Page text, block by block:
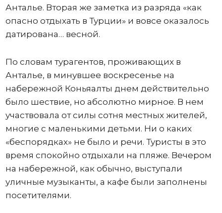
Анталье. Вторая же заметка из разряда «как
опасно отдыхать в Турции» и вовсе оказалось
датирована… весной.
По словам турагентов, проживающих в
Анталье, в минувшее воскресенье на
набережной Коньяалты днем действительно
было шествие, но абсолютно мирное. В нем
участвовала от силы сотня местных жителей,
многие с маленькими детьми. Ни о каких
«беспорядках» не было и речи. Туристы в это
время спокойно отдыхали на пляже. Вечером
на набережной, как обычно, выступали
уличные музыканты, а кафе были заполнены
посетителями.